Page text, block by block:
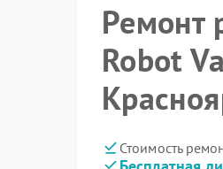
Ремонт
Robot
Стоимость